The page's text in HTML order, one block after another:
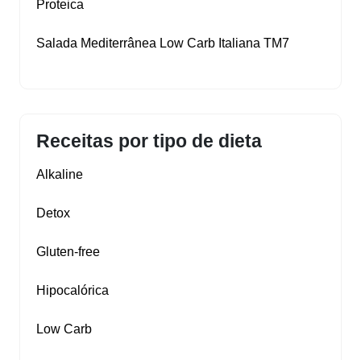
Proteica
Salada Mediterrânea Low Carb Italiana TM7
Receitas por tipo de dieta
Alkaline
Detox
Gluten‑free
Hipocalórica
Low Carb